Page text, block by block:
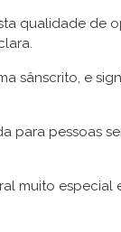
qualidade de
sânscrito, e
para pessoas
muito especial